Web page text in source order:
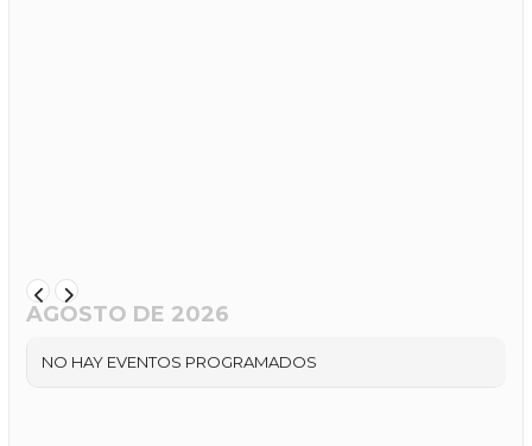
AGOSTO DE 2026
NO HAY EVENTOS PROGRAMADOS